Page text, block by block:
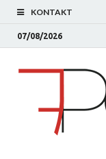
KONTAKT
07/08/2026